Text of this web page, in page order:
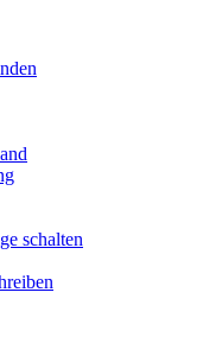
schalten